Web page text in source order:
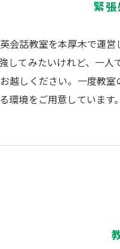
緊
会話教室を本厚木で運
してみたいけれど、一
越しください。一度教
環境をご用意しています。